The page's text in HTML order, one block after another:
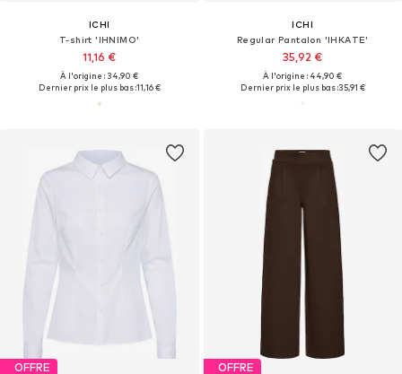
ICHI
T-shirt 'IHNIMO'
11,16 €
À l'origine : 34,90 €
Dernier prix le plus bas :11,16 €
ICHI
Regular Pantalon 'IHKATE'
35,92 €
À l'origine : 44,90 €
Dernier prix le plus bas :35,91 €
OFFRE OFFRE